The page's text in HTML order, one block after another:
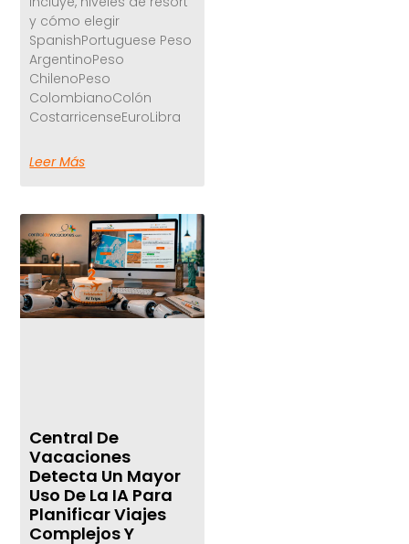
y cómo elegir
SpanishPortuguese Peso
ArgentinoPeso
ChilenoPeso
ColombianoColón
CostarricenseEuroLibra
Leer Más
Central De
Vacaciones
Detecta Un Mayor
Uso De La IA Para
Planificar Viajes
Complejos Y